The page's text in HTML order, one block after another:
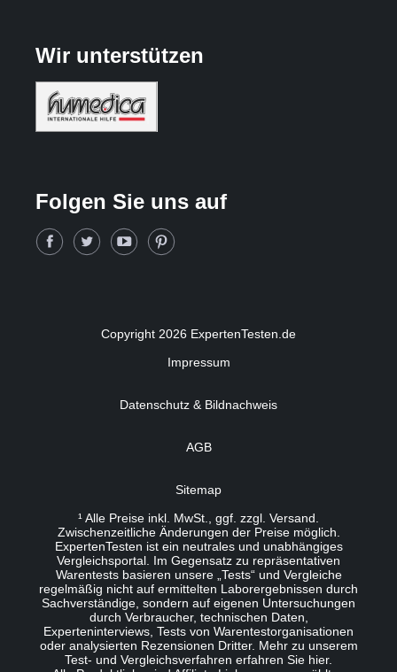
Wir unterstützen
Folgen Sie uns auf
Copyright 2026 ExpertenTesten.de
Impressum
Datenschutz & Bildnachweis
AGB
Sitemap
¹ Alle Preise inkl. MwSt., ggf. zzgl. Versand.
Zwischenzeitliche Änderungen der Preise möglich.
ExpertenTesten ist ein neutrales und unabhängiges
Vergleichsportal. Im Gegensatz zu repräsentativen
Warentests basieren unsere „Tests“ und Vergleiche
regelmäßig nicht auf ermittelten Laborergebnissen durch
Sachverständige, sondern auf eigenen Untersuchungen
durch Verbraucher, technischen Daten,
Experteninterviews, Tests von Warentestorganisationen
oder analysierten Rezensionen Dritter. Mehr zu unserem
Test- und Vergleichsverfahren erfahren Sie hier.